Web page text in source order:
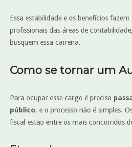
Essa estabilidade e os benefícios
profissionais das áreas de
busquem essa carreira.
Como se tornar um
Para ocupar esse cargo é preciso
público, e o processo não é simples.
fiscal estão entre os mais concorridos